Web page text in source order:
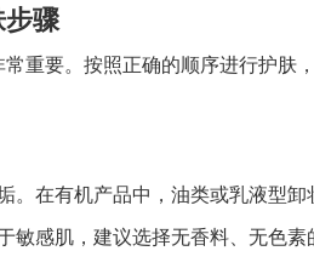
步骤
重要。按照正确的顺序进行护肤
。在有机产品中，油类或乳液型卸
敏感肌，建议选择无香料、无色素